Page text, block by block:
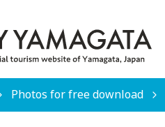
Photos for free download